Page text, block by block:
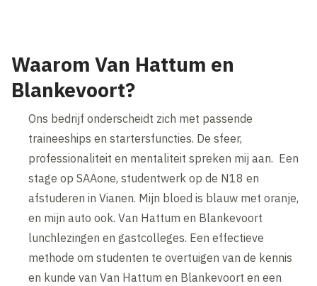
Waarom Van Hattum en
Blankevoort?
Ons bedrijf onderscheidt zich met passende
traineeships en startersfuncties. De sfeer,
professionaliteit en mentaliteit spreken mij aan. Een
stage op SAAone, studentwerk op de N18 en
afstuderen in Vianen. Mijn bloed is blauw met oranje,
en mijn auto ook. Van Hattum en Blankevoort
lunchlezingen en gastcolleges. Een effectieve
methode om studenten te overtuigen van de kennis
en kunde van Van Hattum en Blankevoort en een